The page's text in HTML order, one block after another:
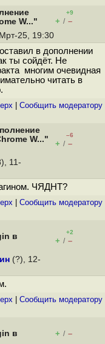
W..."
+9
+ / –
25, 19:30
в дополнении
ты сойдёт. Не
многим очевидная
читать в
Cообщить модератору
W..."
–6
+ / –
11-
ЧЯДНТ?
Cообщить модератору
в
+2
+ / –
(?), 12-
Cообщить модератору
в
+ / –